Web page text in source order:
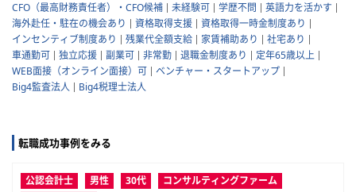
CFO（最高財務責任者）・CFO候補
未経験可 学歴不問
英語力を活かす
海外赴任・駐在の機会あり
資格取得支援
資格取得一時金制度あり
インセンティブ制度あり
残業代全額支給 家賃補助あり
社宅あり
車通勤可
独立応援 副業可 非常勤 退職金制度あり
定年65歳以上
WEB面接（オンライン面接）可
ベンチャー・スタートアップ
Big4監査法人
Big4税理士法人
転職成功事例をみる
公認会計士 男性 30代
コンサルティングファーム